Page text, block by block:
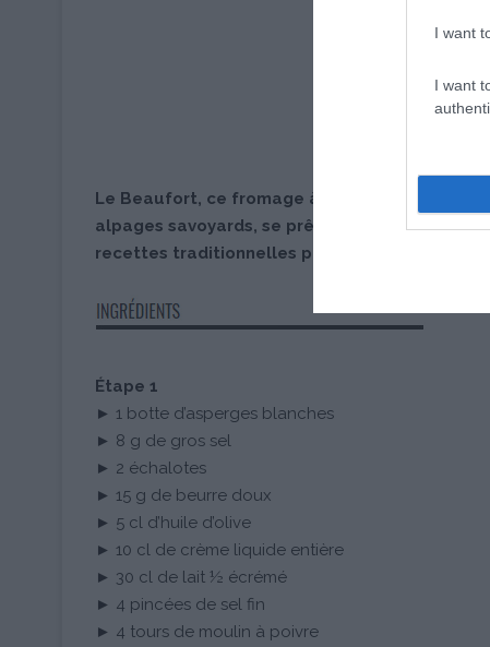
I want
I want
Le Beaufort, ce fromage à pâte pressée
alpages savoyards, se prête avec délice à
recettes traditionnelles pour les mettre au
Étape 1
► 1 botte d’asperges blanches
► 8 g de gros sel
► 2 échalotes
► 15 g de beurre doux
► 5 cl d’huile d’olive
► 10 cl de crème liquide entière
► 30 cl de lait ½ écrémé
► 4 pincées de sel fin
► 4 tours de moulin à poivre